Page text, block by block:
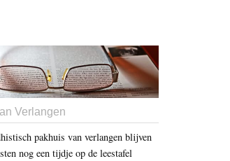
Verlangen
pakhuis van verlangen blijven
nog een tijdje op de leestafel